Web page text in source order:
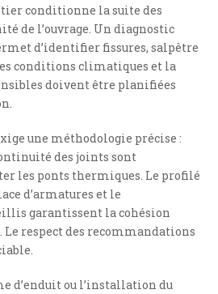
conditionne la suite des
de l’ouvrage. Un diagnostic
d’identifier fissures, salpêtre
conditions climatiques et la
doivent être planifiées
une méthodologie précise :
des joints sont
les ponts thermiques. Le profilé
d’armatures et le
garantissent la cohésion
Le respect des recommandations
d’enduit ou l’installation du